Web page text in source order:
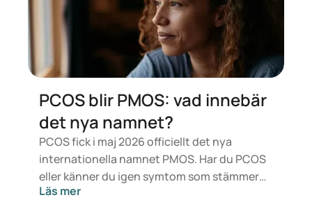
medicinanvändning.
PCOS blir PMOS: vad innebär
det nya namnet?
PCOS fick i maj 2026 officiellt det nya
internationella namnet PMOS. Har du PCOS
eller känner du igen symtom som stämmer
överens med det? Medicinskt sett förändras
Läs mer